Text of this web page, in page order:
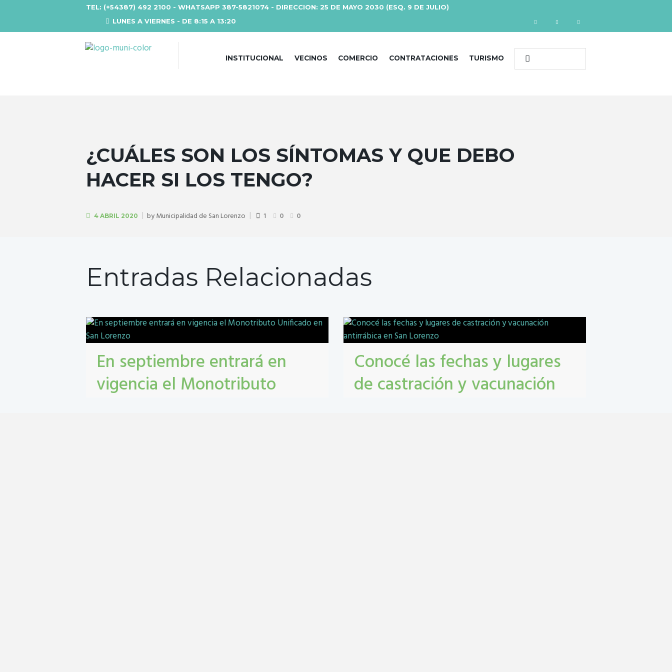
TEL: (+54387) 492 2100 - WHATSAPP 387-5821074 - DIRECCION: 25 DE MAYO 2030 (ESQ. 9 DE JULIO)
LUNES A VIERNES - DE 8:15 A 13:20
INSTITUCIONAL VECINOS COMERCIO CONTRATACIONES TURISMO
¿CUÁLES SON LOS SÍNTOMAS Y QUE DEBO
HACER SI LOS TENGO?
4 ABRIL 2020 byMunicipalidad de San Lorenzo 1 0 0
Entradas Relacionadas
En septiembre entrará en
vigencia el Monotributo
Conocé las fechas y lugares
de castración y vacunación